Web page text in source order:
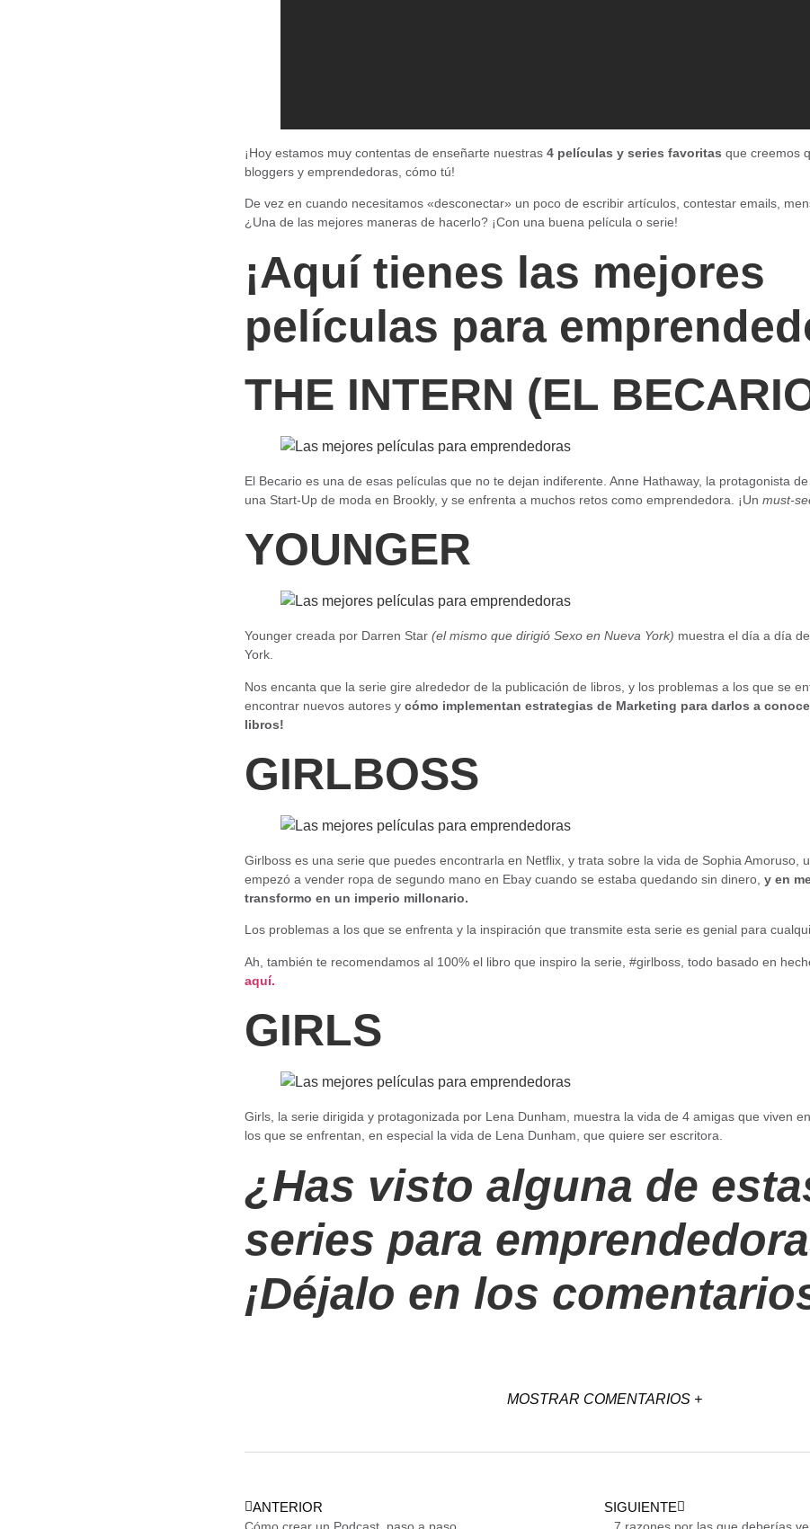
¡Hoy estamos muy contentas de enseñarte nuestras 4 películas y series favoritas que creemos
bloggers y emprendedoras, cómo tú!
De vez en cuando necesitamos «desconectar» un poco de escribir artículos, contestar emails,
¿Una de las mejores maneras de hacerlo? ¡Con una buena película o serie!
¡Aquí tienes las mejores
películas para
THE INTERN (EL
El Becario es una de esas películas que no te dejan indiferente. Anne Hathaway, la protagonista
una Start-Up de moda en Brookly, y se enfrenta a muchos retos como emprendedora. ¡Un must-
YOUNGER
Younger creada por Darren Star (el mismo que dirigió Sexo en Nueva York) muestra el día a día
York.
Nos encanta que la serie gire alrededor de la publicación de libros, y los problemas a los que se
encontrar nuevos autores y cómo implementan estrategias de Marketing para darlos a
libros!
GIRLBOSS
Girlboss es una serie que puedes encontrarla en Netflix, y trata sobre la vida de Sophia Amoruso,
empezó a vender ropa de segundo mano en Ebay cuando se estaba quedando sin dinero, y en
transformo en un imperio millonario.
Los problemas a los que se enfrenta y la inspiración que transmite esta serie es genial para
Ah, también te recomendamos al 100% el libro que inspiro la serie, #girlboss, todo basado en
aquí.
GIRLS
Girls, la serie dirigida y protagonizada por Lena Dunham, muestra la vida de 4 amigas que viven
los que se enfrentan, en especial la vida de Lena Dunham, que quiere ser escritora.
¿Has visto alguna de
series para
¡Déjalo en los
MOSTRAR COMENTARIOS +
ANTERIOR
Cómo crear un Podcast, paso a paso
SIGUIENTE
7 razones por las que deberías